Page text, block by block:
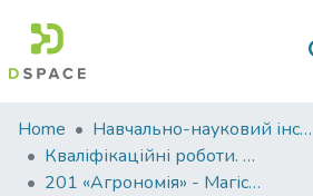
Communities
&
Collections
Home
Навчально-науковий інститут агротехнологій, селекції та екології
Кваліфікаційні роботи. ННІ агротехнологій, селекції та екології
201 «Агрономія» - Магістри 2024-2025